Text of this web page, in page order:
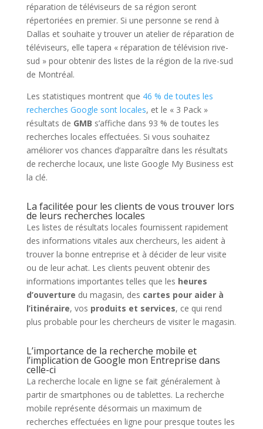
réparation de téléviseurs de sa région seront
répertoriées en premier. Si une personne se rend à
Dallas et souhaite y trouver un atelier de réparation de
téléviseurs, elle tapera « réparation de télévision rive-
sud » pour obtenir des listes de la région de la rive-sud
de Montréal.
Les statistiques montrent que 46 % de toutes les
recherches Google sont locales, et le « 3 Pack »
résultats de GMB s’affiche dans 93 % de toutes les
recherches locales effectuées. Si vous souhaitez
améliorer vos chances d’apparaître dans les résultats
de recherche locaux, une liste Google My Business est
la clé.
La facilitée pour les clients de vous trouver lors
de leurs recherches locales
Les listes de résultats locales fournissent rapidement
des informations vitales aux chercheurs, les aident à
trouver la bonne entreprise et à décider de leur visite
ou de leur achat. Les clients peuvent obtenir des
informations importantes telles que les heures
d’ouverture du magasin, des cartes pour aider à
l’itinéraire, vos produits et services, ce qui rend
plus probable pour les chercheurs de visiter le magasin.
L’importance de la recherche mobile et
l’implication de Google mon Entreprise dans
celle-ci
La recherche locale en ligne se fait généralement à
partir de smartphones ou de tablettes. La recherche
mobile représente désormais un maximum de
recherches effectuées en ligne pour presque toutes les